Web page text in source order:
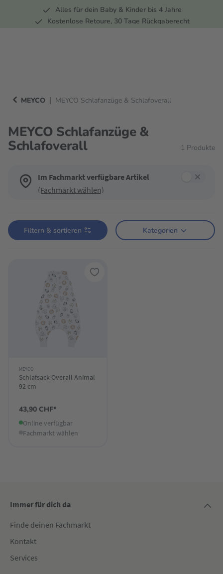
Zur Hauptnavigation springen
Alles für dein Baby & Kinder bis 4 Jahre
Kostenlose Retoure, 30 Tage Rückgaberecht
MEYCO | MEYCO Schlafanzüge & Schlafoverall
MEYCO Schlafanzüge &
Schlafoverall
1 Produkte
Im Fachmarkt verfügbare Artikel
(Fachmarkt wählen)
Filtern & sortieren Kategorien
MEYCO
Schlafsack-Overall Animal
92 cm
43,90 CHF*
Online verfügbar
Fachmarkt wählen
Immer für dich da
Finde deinen Fachmarkt
Kontakt
Services